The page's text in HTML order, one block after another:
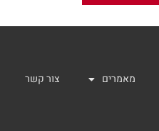
מאמרים צור קשר